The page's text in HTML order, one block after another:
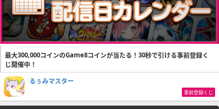
最大300,000コインのGame8コインが当たる！30秒で引ける事前登録く
じ開催中！
るぅみマスター
事前登録くじ